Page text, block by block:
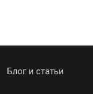
Блог и статьи